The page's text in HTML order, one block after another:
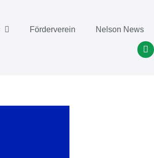
Förderverein Nelson News